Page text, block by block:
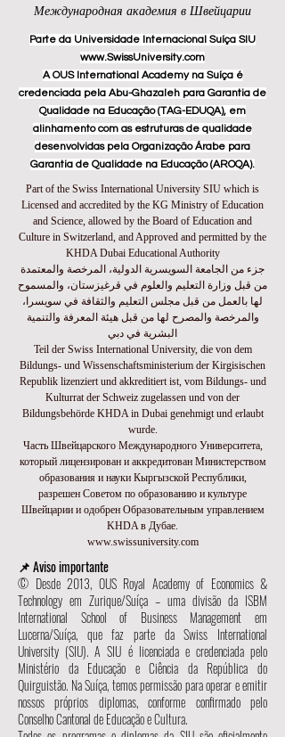
Международная академия в Швейцарии
Parte da Universidade Internacional Suíça SIU
www.SwissUniversity.com
A OUS International Academy na Suíça é
credenciada pela Abu-Ghazaleh para Garantia de
Qualidade na Educação (TAG-EDUQA), em
alinhamento com as estruturas de qualidade
desenvolvidas pela Organização Árabe para
Garantia de Qualidade na Educação (AROQA).
Part of the Swiss International University SIU which is
Licensed and accredited by the KG Ministry of Education
and Science, allowed by the Board of Education and
Culture in Switzerland, and Approved and permitted by the
KHDA Dubai Educational Authority
جزء من الجامعة السويسرية الدولية، المرخصة والمعتمدة
من قبل وزارة التعليم والعلوم في قرغيزستان، والمسموح
لها بالعمل من قبل مجلس التعليم والثقافة في سويسرا،
والمرخصة والمصرح لها من قبل هيئة المعرفة والتنمية
البشرية في دبي
Teil der Swiss International University, die von dem
Bildungs- und Wissenschaftsministerium der Kirgisischen
Republik lizenziert und akkreditiert ist, vom Bildungs- und
Kulturrat der Schweiz zugelassen und von der
Bildungsbehörde KHDA in Dubai genehmigt und erlaubt
wurde.
Часть Швейцарского Международного Университета,
который лицензирован и аккредитован Министерством
образования и науки Кыргызской Республики,
разрешен Советом по образованию и культуре
Швейцарии и одобрен Образовательным управлением
KHDA в Дубае.
www.swissuniversity.com
📌 Aviso importante
© Desde 2013, OUS Royal Academy of Economics &
Technology em Zurique/Suíça – uma divisão da ISBM
International School of Business Management em
Lucerna/Suíça, que faz parte da Swiss International
University (SIU). A SIU é licenciada e credenciada pelo
Ministério da Educação e Ciência da República do
Quirguistão. Na Suíça, temos permissão para operar e emitir
nossos próprios diplomas, conforme confirmado pelo
Conselho Cantonal de Educação e Cultura.